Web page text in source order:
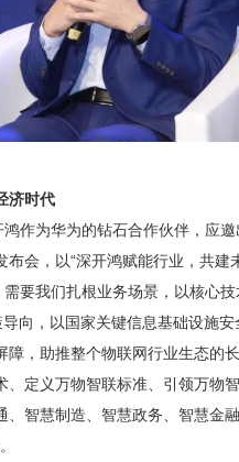
济时代
为华为的钻石合作伙伴，应邀
，以“深开鸿赋能行业，共建
要我们扎根业务场景，以核心
向，以国家关键信息基础设施
障，助推整个物联网行业生态的
义万物智联标准、引领万物
、智慧制造、智慧政务、智慧金